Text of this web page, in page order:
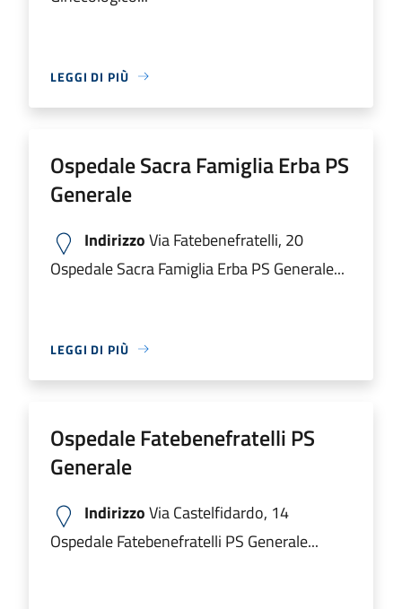
LEGGI DI PIÙ
Ospedale Sacra Famiglia Erba PS
Generale
IndirizzoVia Fatebenefratelli, 20
Ospedale Sacra Famiglia Erba PS Generale...
LEGGI DI PIÙ
Ospedale Fatebenefratelli PS
Generale
IndirizzoVia Castelfidardo, 14
Ospedale Fatebenefratelli PS Generale...